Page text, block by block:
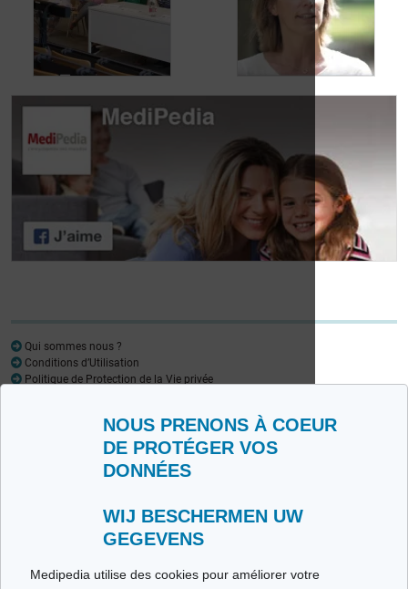
NOUS PRENONS À COEUR
DE PROTÉGER VOS
DONNÉES
WIJ BESCHERMEN UW
GEGEVENS
Medipedia utilise des cookies pour améliorer votre
Carole, 55 ans, a
aux fuites urinaires
profite de la vie
malgré les fuites
urinaires
Journée des
patients atteints de
lymphome:
Mariangela Fiorente,
ALWB
patients atteints de
lymphome: Pr
Virginie De Wilde
Qui sommes nous ?
Conditions d’Utilisation
Politique de Protection de la Vie privée
Toutes les thématiques
Ce site respecte les principes de la charte HON Code.